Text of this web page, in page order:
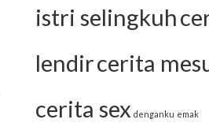
istri selingkuh
lendircerita
cerita sex denganku emak